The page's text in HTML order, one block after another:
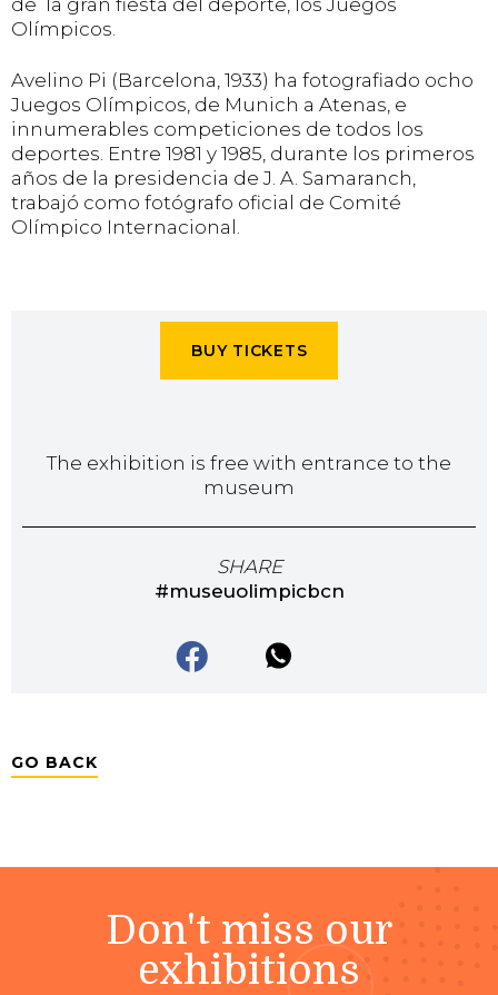
de la gran fiesta del deporte, los Juegos
Olímpicos.
Avelino Pi (Barcelona, 1933) ha fotografiado ocho
Juegos Olímpicos, de Munich a Atenas, e
innumerables competiciones de todos los
deportes. Entre 1981 y 1985, durante los primeros
años de la presidencia de J. A. Samaranch,
trabajó como fotógrafo oficial de Comité
Olímpico Internacional.
BUY TICKETS
The exhibition is free with entrance to the
museum
SHARE
#museuolimpicbcn
GO BACK
Don't miss our
exhibitions